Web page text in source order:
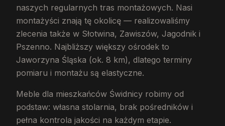
naszych regularnych tras montażowych. Nasi
montażyści znają tę okolicę — realizowaliśmy
zlecenia także w Słotwina, Zawiszów, Jagodnik i
Pszenno. Najbliższy większy ośrodek to
Jaworzyna Śląska (ok. 8 km), dlatego terminy
pomiaru i montażu są elastyczne.
Meble dla mieszkańców Świdnicy robimy od
podstaw: własna stolarnia, brak pośredników i
pełna kontrola jakości na każdym etapie.